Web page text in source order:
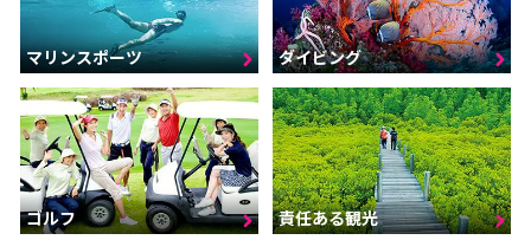
マリンスポーツ ダイビング
ゴルフ 責任ある観光